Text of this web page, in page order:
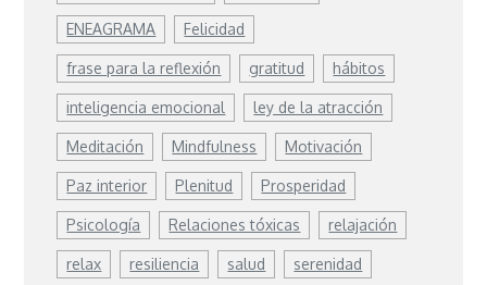
ENEAGRAMA Felicidad
frase para la reflexión gratitud hábitos
inteligencia emocional ley de la atracción
Meditación Mindfulness Motivación
Paz interior Plenitud Prosperidad
Psicología Relaciones tóxicas relajación
relax resiliencia salud serenidad